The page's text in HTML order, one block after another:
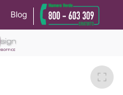
Blog alla privacy